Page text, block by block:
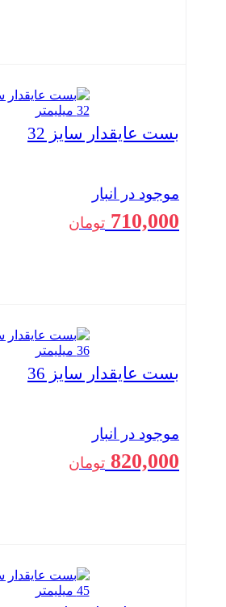
بست عایقدار سایز 32
موجود در انبار
710,000 تومان
بست عایقدار سایز 36
موجود در انبار
820,000 تومان